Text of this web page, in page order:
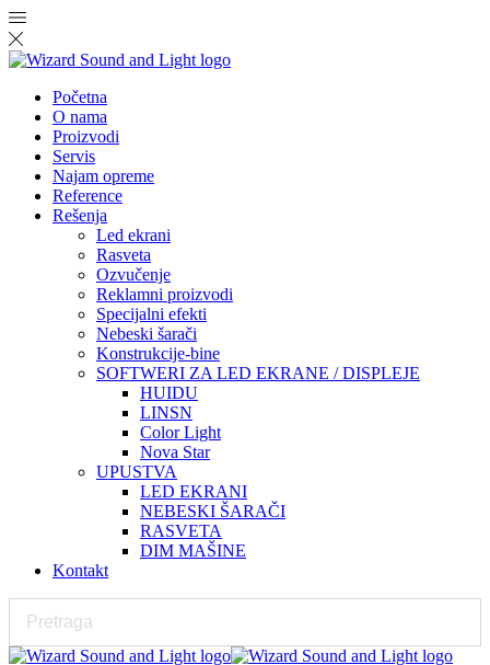
Početna
O nama
Proizvodi
Servis
Najam opreme
Reference
Rešenja
Led ekrani
Rasveta
Ozvučenje
Reklamni proizvodi
Specijalni efekti
Nebeski šarači
Konstrukcije-bine
SOFTWERI ZA LED EKRANE / DISPLEJE
HUIDU
LINSN
Color Light
Nova Star
UPUSTVA
LED EKRANI
NEBESKI ŠARAČI
RASVETA
DIM MAŠINE
Kontakt